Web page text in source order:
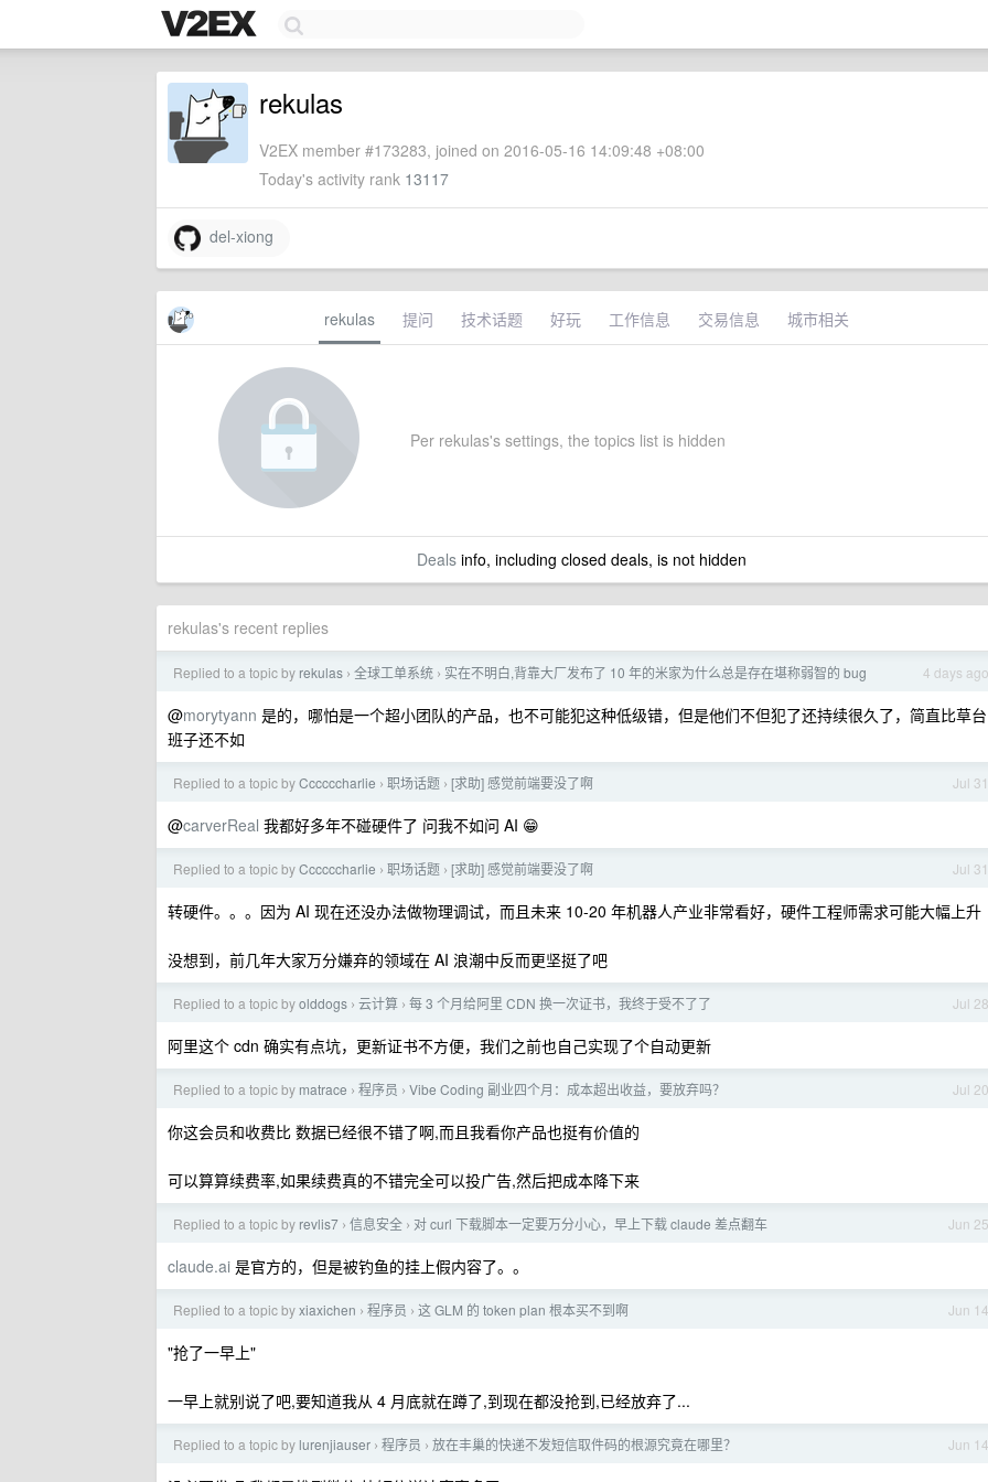
rekulas
V2EX member #173283, joined on 2016-05-16 14:09:48 +08:00
Today's activity rank 13117
del-xiong
rekulas 提问 技术话题 好玩 工作信息 交易信息 城市相关
Per rekulas's settings, the topics list is hidden
Dealsinfo, including closed deals, is not hidden
rekulas's recent replies
4 days ago
Replied to a topic by rekulas › 全球工单系统 › 实在不明白,背靠大厂发布了 10 年的米家为什么总是存在堪称弱智的 bug
@morytyann 是的，哪怕是一个超小团队的产品，也不可能犯这种低级错，但是他们不但犯了还持续很久了，简直比草台
班子还不如
Jul 31
Replied to a topic byCcccccharlie › 职场话题 › [求助] 感觉前端要没了啊
@carverReal 我都好多年不碰硬件了 问我不如问 AI 😁
Jul 31
Replied to a topic byCcccccharlie › 职场话题 › [求助] 感觉前端要没了啊
转硬件。。。因为 AI 现在还没办法做物理调试，而且未来 10-20 年机器人产业非常看好，硬件工程师需求可能大幅上升
没想到，前几年大家万分嫌弃的领域在 AI 浪潮中反而更坚挺了吧
Jul 28
Replied to a topic byolddogs › 云计算 › 每 3 个月给阿里 CDN 换一次证书，我终于受不了了
阿里这个 cdn 确实有点坑，更新证书不方便，我们之前也自己实现了个自动更新
Jul 20
Replied to a topic by matrace › 程序员 › Vibe Coding 副业四个月：成本超出收益，要放弃吗？
你这会员和收费比 数据已经很不错了啊,而且我看你产品也挺有价值的
可以算算续费率,如果续费真的不错完全可以投广告,然后把成本降下来
Jun 25
Replied to a topic by revlis7 › 信息安全 › 对 curl 下载脚本一定要万分小心，早上下载 claude 差点翻车
claude.ai 是官方的，但是被钓鱼的挂上假内容了。。
Jun 14
Replied to a topic byxiaxichen › 程序员 › 这 GLM 的 token plan 根本买不到啊
"抢了一早上"
一早上就别说了吧,要知道我从 4 月底就在蹲了,到现在都没抢到,已经放弃了...
Jun 14
Replied to a topic by lurenjiauser › 程序员 › 放在丰巢的快递不发短信取件码的根源究竟在哪里？